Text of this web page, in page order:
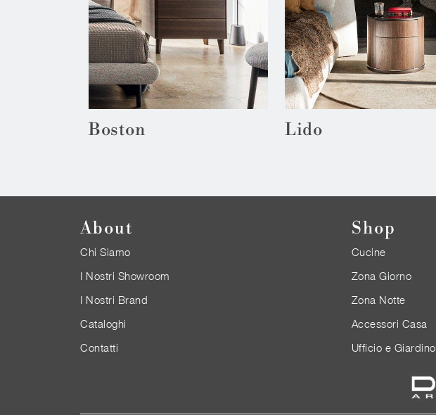
Boston Lido
About
Chi Siamo
I Nostri Showroom
I Nostri Brand
Cataloghi
Contatti
Shop
Cucine
Zona Giorno
Zona Notte
Accessori Casa
Ufficio e Giardino